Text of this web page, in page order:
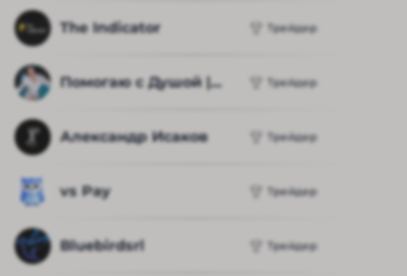
The Indicator Трейдер
Помогаю с Душой |... Трейдер
Александр Исаков Трейдер
vs Pay Трейдер
Bluebirdsrl Трейдер